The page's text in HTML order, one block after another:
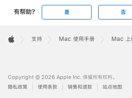
有帮助? 是 否
Footer

支持 Mac 使用手册 Mac 上
Copyright © 2026 Apple Inc. 保留所有权利。
隐私政策
使用条款 销售和退款 站点地图